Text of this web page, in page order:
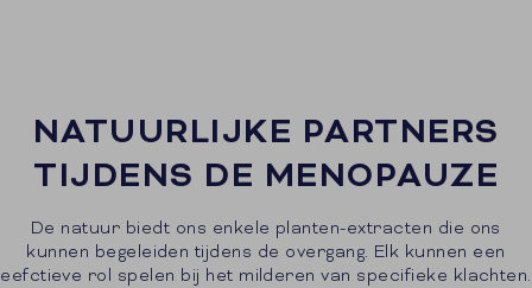
NATUURLIJKE PARTNERS
TIJDENS DE MENOPAUZE
De natuur biedt ons enkele planten-extracten die ons
kunnen begeleiden tijdens de overgang. Elk kunnen een
eefctieve rol spelen bij het milderen van specifieke klachten.